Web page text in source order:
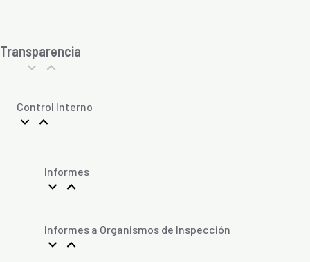
Transparencia
Control Interno
Informes
Informes a Organismos de Inspección